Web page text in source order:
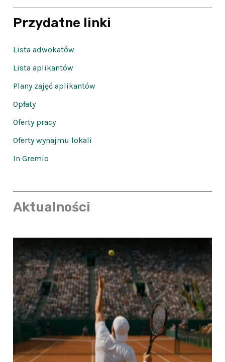
Przydatne linki
Lista adwokatów
Lista aplikantów
Plany zajęć aplikantów
Opłaty
Oferty pracy
Oferty wynajmu lokali
In Gremio
Aktualności